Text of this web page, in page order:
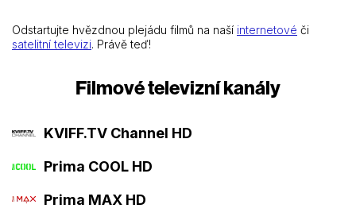
Odstartujte hvězdnou plejádu filmů na naší internetové či
satelitní televizi. Právě teď!
Filmové televizní kanály
KVIFF.TV Channel HD
Prima COOL HD
Prima MAX HD